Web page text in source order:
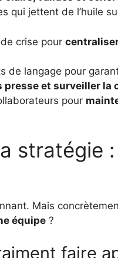
qui jettent de l’huile
crise pour
de langage pour
presse et surveiller la
pour
stratégie
Mais
équipe ?
faire